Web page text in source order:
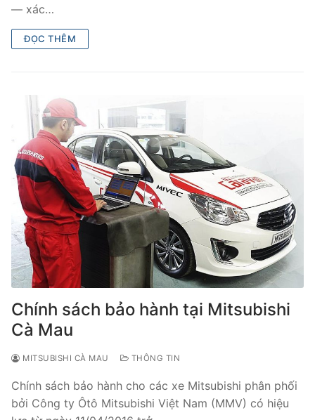
— xác…
ĐỌC THÊM
Chính sách bảo hành tại Mitsubishi
Cà Mau
MITSUBISHI CÀ MAU THÔNG TIN
Chính sách bảo hành cho các xe Mitsubishi phân phối
bởi Công ty Ôtô Mitsubishi Việt Nam (MMV) có hiệu